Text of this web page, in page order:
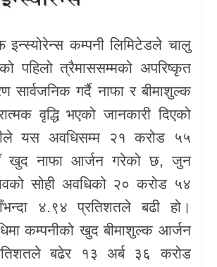
इन्स्योरेन्स कम्पनी लिमिटेडले चालु
पहिलो त्रैमाससम्मको अपरिष्कृत
सार्वजनिक गर्दै नाफा र बीमाशुल्क
वृद्धि भएको जानकारी दिएको
यस अवधिसम्म २१ करोड ५५
खुद नाफा आर्जन गरेको छ, जुन
सोही अवधिको २० करोड ५४
४.९४ प्रतिशतले बढी हो।
कम्पनीको खुद बीमाशुल्क आर्जन
बढेर १३ अर्ब ३६ करोड